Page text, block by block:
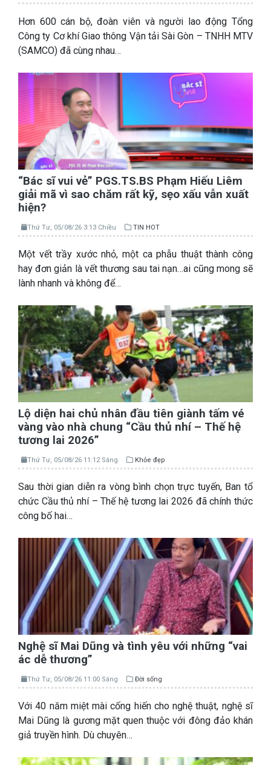
Hơn 600 cán bộ, đoàn viên và người lao động Tổng
Công ty Cơ khí Giao thông Vận tải Sài Gòn – TNHH MTV
(SAMCO) đã cùng nhau…
“Bác sĩ vui vẻ” PGS.TS.BS Phạm Hiếu Liêm
giải mã vì sao chăm rất kỹ, sẹo xấu vẫn xuất
hiện?
Thứ Tư, 05/08/26 3:13 Chiều TIN HOT
Một vết trầy xước nhỏ, một ca phẫu thuật thành công
hay đơn giản là vết thương sau tai nạn…ai cũng mong sẽ
lành nhanh và không để…
Lộ diện hai chủ nhân đầu tiên giành tấm vé
vàng vào nhà chung “Cầu thủ nhí – Thế hệ
tương lai 2026”
Thứ Tư, 05/08/26 11:12 Sáng Khỏe đẹp
Sau thời gian diễn ra vòng bình chọn trực tuyến, Ban tổ
chức Cầu thủ nhí – Thế hệ tương lai 2026 đã chính thức
công bố hai…
Nghệ sĩ Mai Dũng và tình yêu với những “vai
ác dễ thương”
Thứ Tư, 05/08/26 11:00 Sáng Đời sống
Với 40 năm miệt mài cống hiến cho nghệ thuật, nghệ sĩ
Mai Dũng là gương mặt quen thuộc với đông đảo khán
giả truyền hình. Dù chuyên…